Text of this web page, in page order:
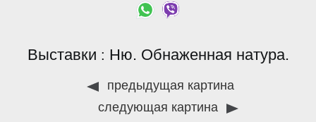
Выставки : Ню. Обнаженная натура.
предыдущая картина
следующая картина